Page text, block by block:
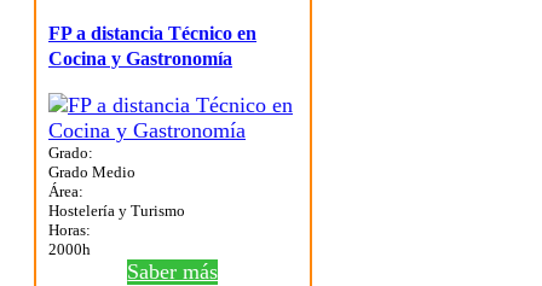
FP a distancia Técnico en
Cocina y Gastronomía
Grado:
Grado Medio
Área:
Hostelería y Turismo
Horas:
2000h
Saber más